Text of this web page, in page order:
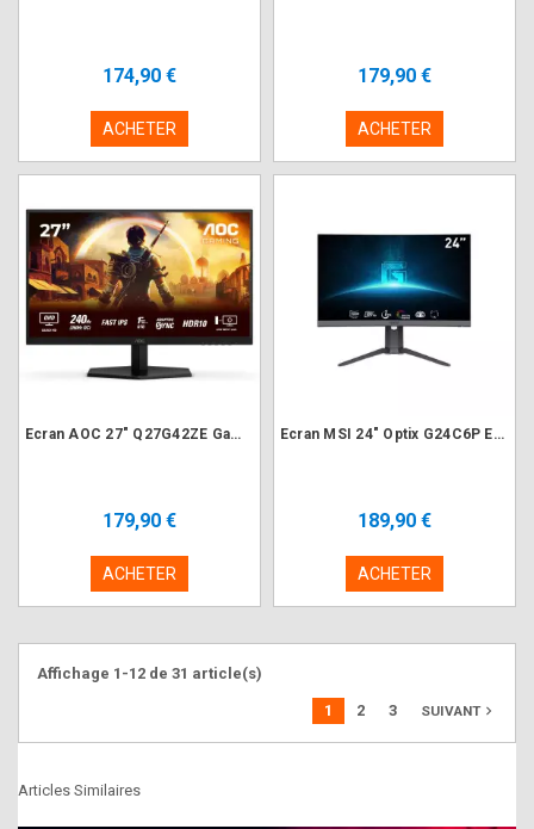
174,90 €
ACHETER
179,90 €
ACHETER
Ecran AOC 27" Q27G42ZE Gaming 2560x1440 240Hz 1ms
179,90 €
ACHETER
Ecran MSI 24" Optix G24C6P E2 1920x1080 180Hz 1ms CURVED
189,90 €
ACHETER
Affichage 1-12 de 31 article(s)
1 2 3 SUIVANTnavigate_next
Articles Similaires